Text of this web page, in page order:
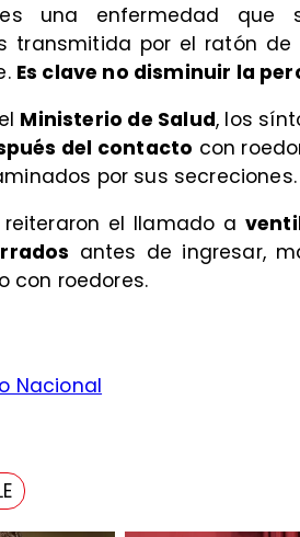
es una enfermedad que
transmitida por el ratón de
Es clave no disminuir la
Ministerio de Salud, los
del contacto con
por sus secreciones.
el llamado a
antes de ingresar,
con roedores.
Nacional